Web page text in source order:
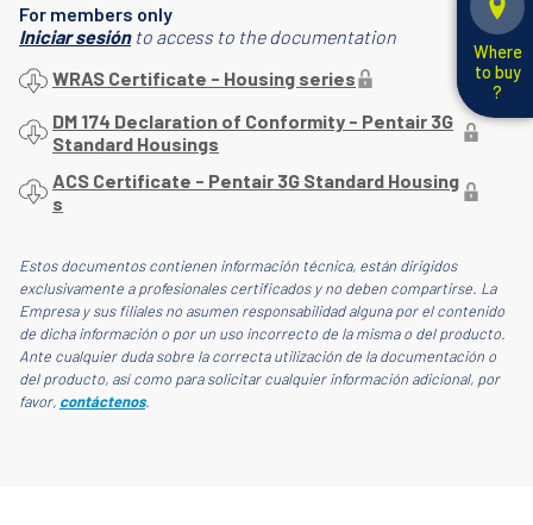
For members only
Iniciar sesiónto access to the documentation
WRAS Certificate - Housing series
DM 174 Declaration of Conformity - Pentair 3G
Standard Housings
ACS Certificate - Pentair 3G Standard Housing
s
Estos documentos contienen información técnica, están dirigidos
exclusivamente a profesionales certificados y no deben compartirse. La
Empresa y sus filiales no asumen responsabilidad alguna por el contenido
de dicha información o por un uso incorrecto de la misma o del producto.
Ante cualquier duda sobre la correcta utilización de la documentación o
del producto, así como para solicitar cualquier información adicional, por
favor, contáctenos.
Where
to buy
?